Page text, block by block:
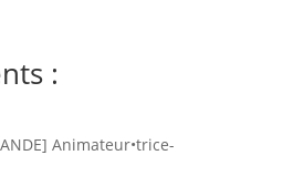
:
Animateur•trice-